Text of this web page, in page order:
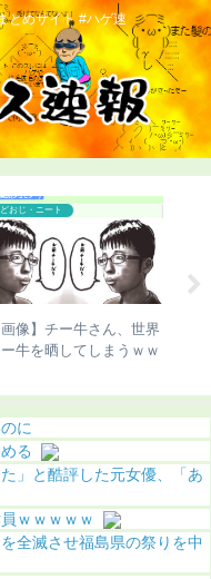
とめサイト #ハゲ速
おじ・ニート
画像】チー牛さん、世界
牛を晒してしまうｗｗ
に
る
」と酷評した元女優、「あ
ｗｗｗｗｗ
全滅させ福島県の祭りを中